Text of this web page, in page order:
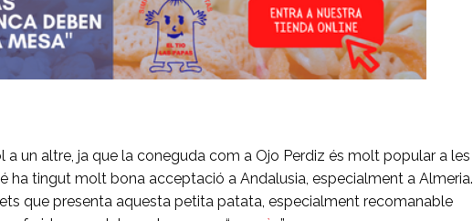
a un altre, ja que la coneguda com a Ojo Perdiz és molt popular a les
ha tingut molt bona acceptació a Andalusia, especialment a Almeria.
que presenta aquesta petita patata, especialment recomanable